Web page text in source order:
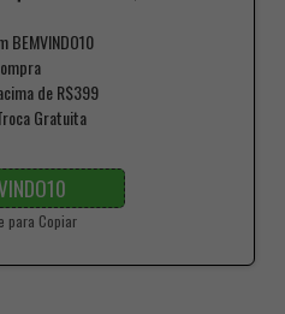
BEMVINDO10
de R$399
Gratuita
para Copiar